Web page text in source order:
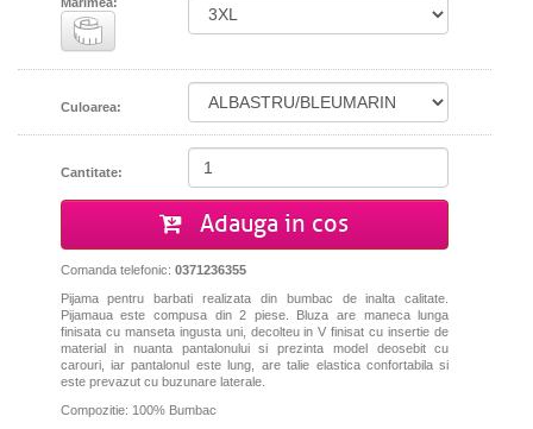
Culoarea:
Cantitate:
Adauga in cos
Comanda telefonic: 0371236355
Pijama pentru barbati realizata din bumbac de inalta calitate.
Pijamaua este compusa din 2 piese. Bluza are maneca lunga
finisata cu manseta ingusta uni, decolteu in V finisat cu insertie de
material in nuanta pantalonului si prezinta model deosebit cu
carouri, iar pantalonul este lung, are talie elastica confortabila si
este prevazut cu buzunare laterale.
Compozitie: 100% Bumbac